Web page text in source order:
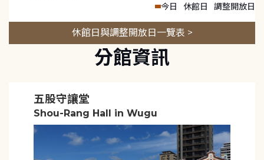
今日 休館日 調整開放日
休館日與調整開放日一覽表 >
分館資訊
五股守讓堂
Shou-Rang Hall in Wugu